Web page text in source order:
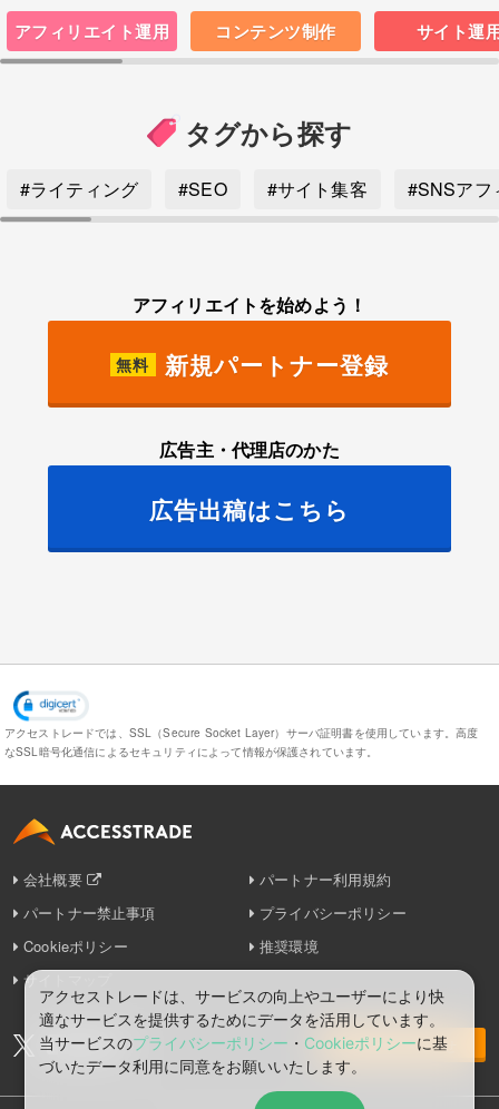
アフィリエイト運用 コンテンツ制作 サイト運
タグから探す
#ライティング #SEO #サイト集客 #SNSアフ
アフィリエイトを始めよう！
無料 新規パートナー登録
広告主・代理店のかた
広告出稿はこちら
アクセストレードでは、SSL（Secure Socket Layer）サーバ証明書を使用しています。高度
なSSL暗号化通信によるセキュリティによって情報が保護されています。
会社概要
パートナー利用規約
パートナー禁止事項
プライバシーポリシー
Cookieポリシー
推奨環境
サイトマップ
お問い合わせ
アクセストレードは、サービスの向上やユーザーにより快
適なサービスを提供するためにデータを活用しています。
当サービスのプライバシーポリシー ・ Cookieポリシーに基
づいたデータ利⽤に同意をお願いいたします。